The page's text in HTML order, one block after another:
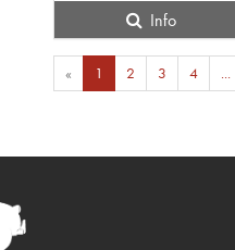
Info
« 1 2 3 4 ...